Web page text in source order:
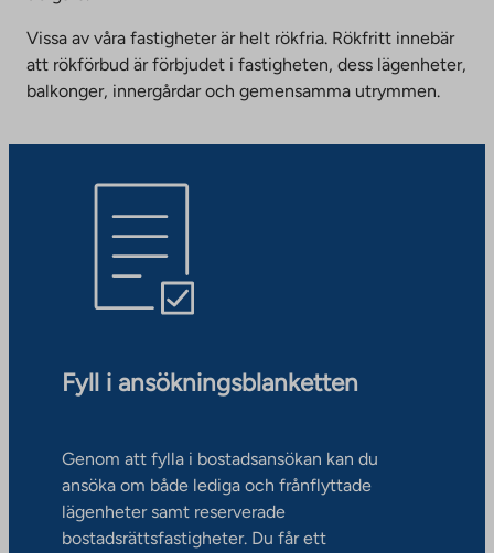
Vissa av våra fastigheter är helt rökfria. Rökfritt innebär
att rökförbud är förbjudet i fastigheten, dess lägenheter,
balkonger, innergårdar och gemensamma utrymmen.
Fyll i ansökningsblanketten
Genom att fylla i bostadsansökan kan du
ansöka om både lediga och frånflyttade
lägenheter samt reserverade
bostadsrättsfastigheter. Du får ett